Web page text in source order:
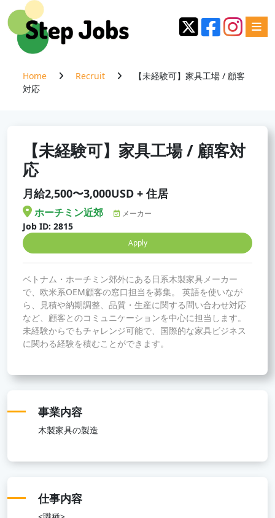
Home Recruit
【未経験可】家具工場 / 顧客
対応
【未経験可】家具工場 / 顧客対
応
月給2,500〜3,000USD + 住居
ホーチミン近郊 メーカー
Job ID: 2815
Apply
ベトナム・ホーチミン郊外にある日系木製家具メーカー
で、欧米系OEM顧客の窓口担当を募集。 英語を使いなが
ら、見積や納期調整、品質・生産に関する問い合わせ対応
など、顧客とのコミュニケーションを中心に担当します。
未経験からでもチャレンジ可能で、国際的な家具ビジネス
に関わる経験を積むことができます。
事業内容
木製家具の製造
仕事内容